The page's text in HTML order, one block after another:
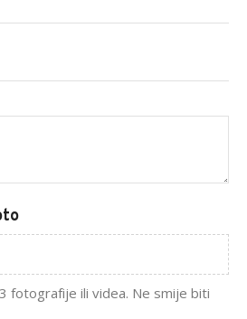
fotografije ili videa. Ne smije biti